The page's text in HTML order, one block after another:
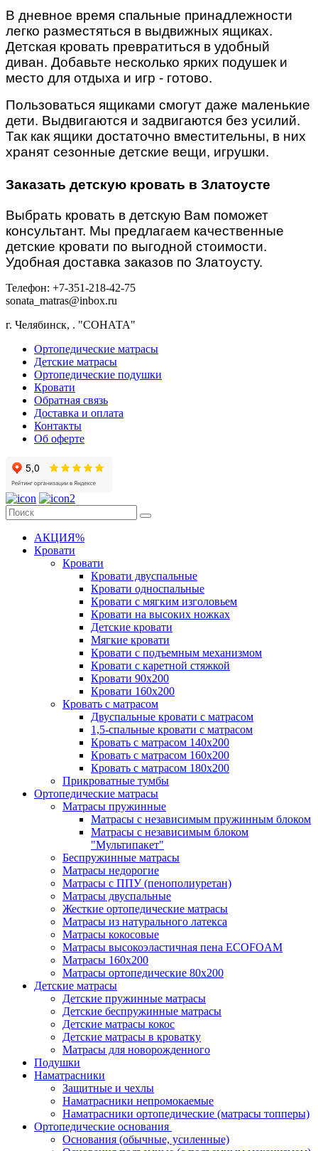
В дневное время спальные принадлежности
легко разместяться в выдвижных ящиках.
Детская кровать превратиться в удобный
диван. Добавьте несколько ярких подушек и
место для отдыха и игр - готово.
Пользоваться ящиками смогут даже маленькие
дети. Выдвигаются и задвигаются без усилий.
Так как ящики достаточно вместительны, в них
хранят сезонные детские вещи, игрушки.
Заказать детскую кровать в Златоусте
Выбрать кровать в детскую Вам поможет
консультант. Мы предлагаем качественные
детские кровати по выгодной стоимости.
Удобная доставка заказов по Златоусту.
Телефон: +7-351-218-42-75
sonata_matras@inbox.ru
г. Челябинск, . "СОНАТА"
Ортопедические матрасы
Детские матрасы
Ортопедические подушки
Кровати
Обратная связь
Доставка и оплата
Контакты
Об оферте
АКЦИЯ%
Кровати
Кровати
Кровати двуспальные
Кровати односпальные
Кровати с мягким изголовьем
Кровати на высоких ножках
Детские кровати
Мягкие кровати
Кровати с подъемным механизмом
Кровати с каретной стяжкой
Кровати 90х200
Кровати 160х200
Кровать с матрасом
Двуспальные кровати с матрасом
1,5-спальные кровати с матрасом
Кровать с матрасом 140х200
Кровать с матрасом 160х200
Кровать с матрасом 180х200
Прикроватные тумбы
Ортопедические матрасы
Матрасы пружинные
Матрасы с независимым пружинным блоком
Матрасы с независимым блоком
"Мультипакет"
Беспружинные матрасы
Матрасы недорогие
Матрасы с ППУ (пенополиуретан)
Матрасы двуспальные
Жесткие ортопедические матрасы
Матрасы из натурального латекса
Матрасы кокосовые
Матрасы высокоэластичная пена ECOFOAM
Матрасы 160х200
Матрасы ортопедические 80х200
Детские матрасы
Детские пружинные матрасы
Детские беспружинные матрасы
Детские матрасы кокос
Детские матрасы в кроватку
Матрасы для новорожденного
Подушки
Наматрасники
Защитные и чехлы
Наматрасники непромокаемые
Наматрасники ортопедические (матрасы топперы)
Ортопедические основания
Основания (обычные, усиленные)